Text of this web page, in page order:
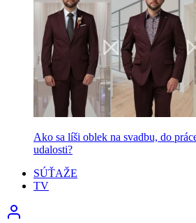
Ako sa líši oblek na svadbu, do
udalosti?
SÚŤAŽE
TV